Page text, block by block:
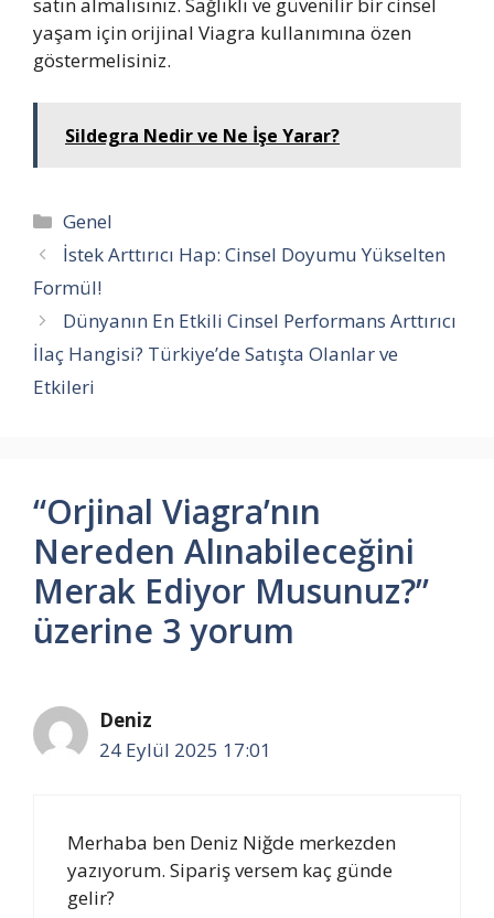
yaşam için orijinal Viagra kullanımına özen
göstermelisiniz.
Sildegra Nedir ve Ne İşe Yarar?
Kategoriler
Genel
İstek Arttırıcı Hap: Cinsel Doyumu Yükselten
Formül!
Dünyanın En Etkili Cinsel Performans Arttırıcı
İlaç Hangisi? Türkiye’de Satışta Olanlar ve
Etkileri
“Orjinal Viagra’nın
Nereden Alınabileceğini
Merak Ediyor Musunuz?”
üzerine 3 yorum
Deniz
24 Eylül 2025 17:01
Merhaba ben Deniz Niğde merkezden
yazıyorum. Sipariş versem kaç günde
gelir?